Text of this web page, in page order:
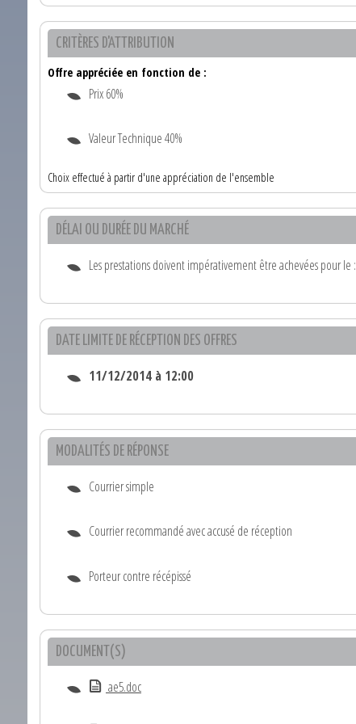
CRITÈRES D'ATTRIBUTION
Offre appréciée en fonction de :
Prix 60%
Valeur Technique 40%
Choix effectué à partir d'une appréciation de l'ensemble
DÉLAI OU DURÉE DU MARCHÉ
Les prestations doivent impérativement être achevées pour le :
DATE LIMITE DE RÉCEPTION DES OFFRES
11/12/2014 à 12:00
MODALITÉS DE RÉPONSE
Courrier simple
Courrier recommandé avec accusé de réception
Porteur contre récépissé
DOCUMENT(S)
ae5.doc